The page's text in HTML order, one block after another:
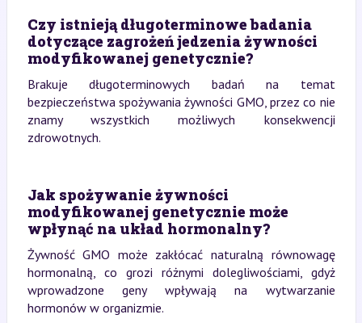
Czy istnieją długoterminowe badania
dotyczące zagrożeń jedzenia żywności
modyfikowanej genetycznie?
Brakuje długoterminowych badań na temat
bezpieczeństwa spożywania żywności GMO, przez co nie
znamy wszystkich możliwych konsekwencji
zdrowotnych.
Jak spożywanie żywności
modyfikowanej genetycznie może
wpłynąć na układ hormonalny?
Żywność GMO może zakłócać naturalną równowagę
hormonalną, co grozi różnymi dolegliwościami, gdyż
wprowadzone geny wpływają na wytwarzanie
hormonów w organizmie.